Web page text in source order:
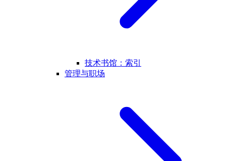
技术书馆：索引
管理与职场